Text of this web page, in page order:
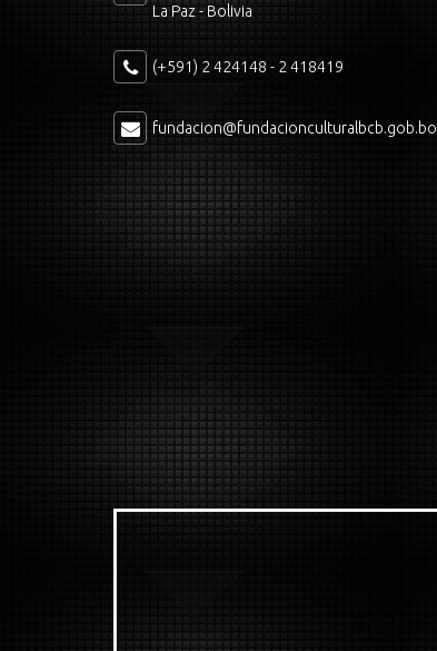
La Paz - Bolivia
(+591) 2 424148 - 2 418419
fundacion@fundacionculturalbcb.gob.bo